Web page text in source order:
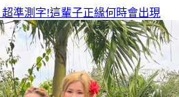
超準測字!這輩子正緣何時會出現